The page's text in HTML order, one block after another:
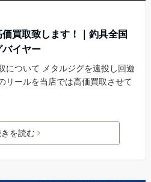
買取致します！｜釣具全国
イヤー
について メタルジグを遠投し回遊
リールを当店では高価買取させて
を読む